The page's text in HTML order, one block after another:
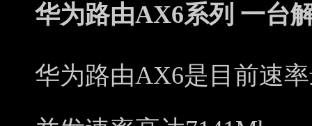
华为路由AX6系列 一台
华为路由AX6是目前速